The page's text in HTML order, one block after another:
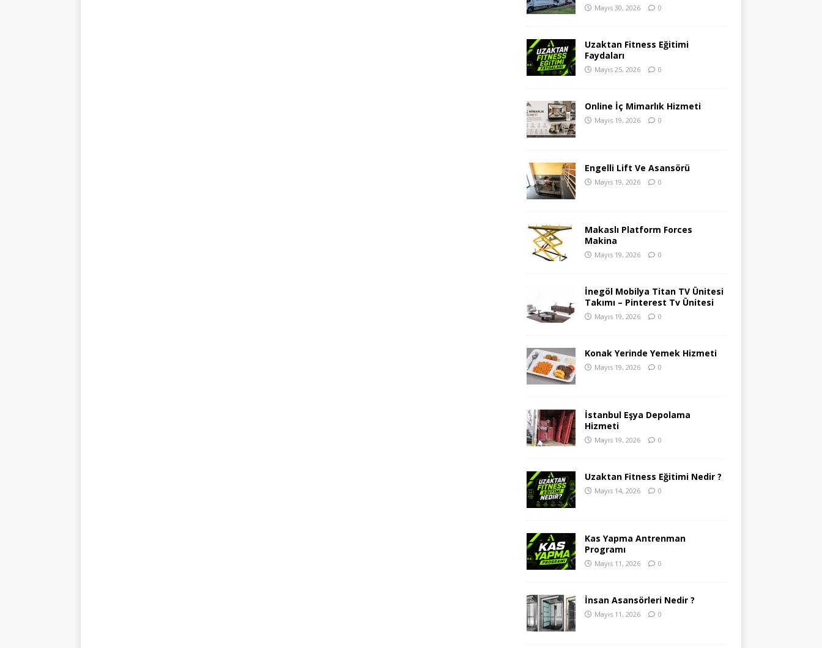
Mayıs 30, 2026 0
Uzaktan Fitness Eğitimi
Faydaları
Mayıs 25, 2026 0
Online İç Mimarlık Hizmeti
Mayıs 19, 2026 0
Engelli Lift Ve Asansörü
Mayıs 19, 2026 0
Makaslı Platform Forces
Makina
Mayıs 19, 2026 0
İnegöl Mobilya Titan TV Ünitesi
Takımı – Pinterest Tv Ünitesi
Mayıs 19, 2026 0
Konak Yerinde Yemek Hizmeti
Mayıs 19, 2026 0
İstanbul Eşya Depolama
Hizmeti
Mayıs 19, 2026 0
Uzaktan Fitness Eğitimi Nedir ?
Mayıs 14, 2026 0
Kas Yapma Antrenman
Programı
Mayıs 11, 2026 0
İnsan Asansörleri Nedir ?
Mayıs 11, 2026 0